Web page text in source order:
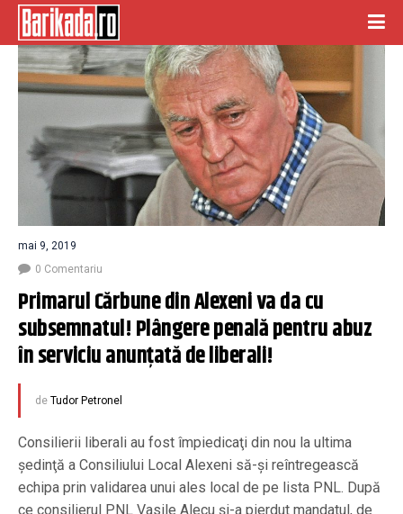
mai 9, 2019
0 Comentariu
Primarul Cărbune din Alexeni va da cu
subsemnatul! Plângere penală pentru abuz
în serviciu anunțată de liberali!
de Tudor Petronel
Consilierii liberali au fost împiedicaţi din nou la ultima
şedinţă a Consiliului Local Alexeni să-şi reîntregească
echipa prin validarea unui ales local de pe lista PNL. După
ce consilierul PNL Vasile Alecu și-a pierdut mandatul, de